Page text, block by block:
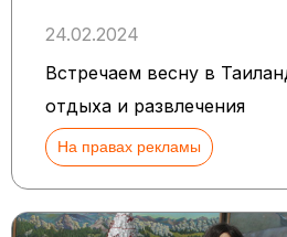
24.02.2024
Встречаем весну в
отдыха и развлечения
На правах рекламы